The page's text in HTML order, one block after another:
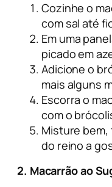
Cozinhe o
com sal até
Em uma
picado em
Adicione o
mais alguns
Escorra o
com o
Misture bem,
do reino a
2. Macarrão ao